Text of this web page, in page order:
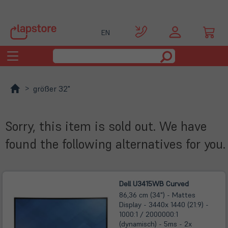
EN
Toggle
navigation
größer 32"
Sorry, this item is sold out. We have
found the following alternatives for you.
Dell U3415WB Curved
86,36 cm (34") - Mattes
Display - 3440x 1440 (21:9) -
1000:1 / 2000000:1
(dynamisch) - 5ms - 2x